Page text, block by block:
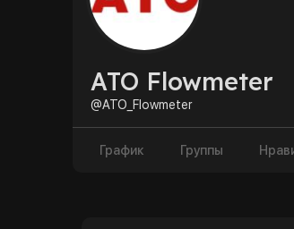
ATO Flowmeter
@ATO_Flowmeter
График Группы